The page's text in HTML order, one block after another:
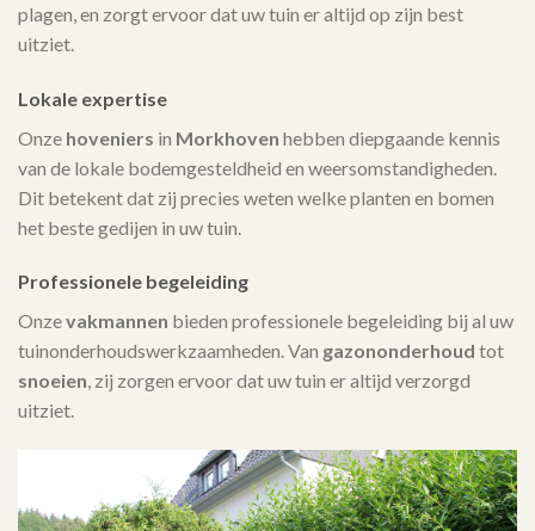
plagen, en zorgt ervoor dat uw tuin er altijd op zijn best
uitziet.
Lokale expertise
Onze hoveniers in Morkhoven hebben diepgaande kennis
van de lokale bodemgesteldheid en weersomstandigheden.
Dit betekent dat zij precies weten welke planten en bomen
het beste gedijen in uw tuin.
Professionele begeleiding
Onzevakmannen bieden professionele begeleiding bij al uw
tuinonderhoudswerkzaamheden. Van gazononderhoud tot
snoeien, zij zorgen ervoor dat uw tuin er altijd verzorgd
uitziet.